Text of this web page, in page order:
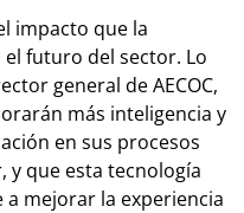
impacto que la
futuro del sector. Lo
general de AECOC,
más inteligencia y
en sus procesos
y que esta tecnología
mejorar la experiencia